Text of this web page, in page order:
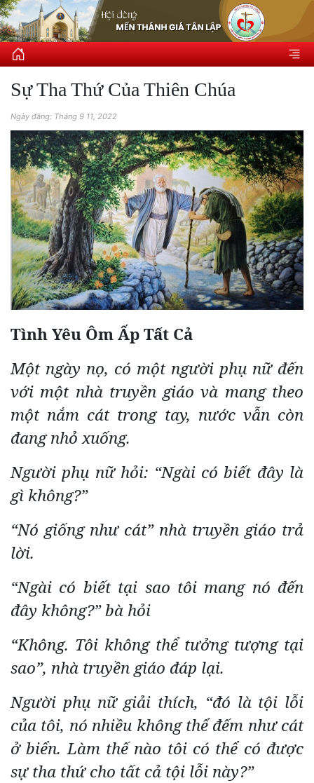
Sự Tha Thứ Của Thiên Chúa
Ngày đăng: Tháng 9 11, 2022
Tình Yêu Ôm Ấp Tất Cả
Một ngày nọ, có một người phụ nữ đến
với một nhà truyền giáo và mang theo
một nắm cát trong tay, nước vẫn còn
đang nhỏ xuống.
Người phụ nữ hỏi: “Ngài có biết đây là
gì không?”
“Nó giống như cát” nhà truyền giáo trả
lời.
“Ngài có biết tại sao tôi mang nó đến
đây không?” bà hỏi
“Không. Tôi không thể tưởng tượng tại
sao”, nhà truyền giáo đáp lại.
Người phụ nữ giải thích, “đó là tội lỗi
của tôi, nó nhiều không thể đếm như cát
ở biển. Làm thế nào tôi có thể có được
sự tha thứ cho tất cả tội lỗi này?”